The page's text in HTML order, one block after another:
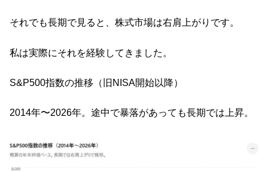
それでも長期で見ると、株式市場は右肩上がりです。
私は実際にそれを経験してきました。
S&P500指数の推移（旧NISA開始以降）
2014年〜2026年。途中で暴落があっても長期では上昇。